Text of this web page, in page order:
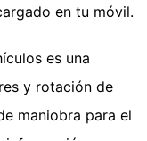
en tu móvil.
es una
y rotación de
maniobra para el